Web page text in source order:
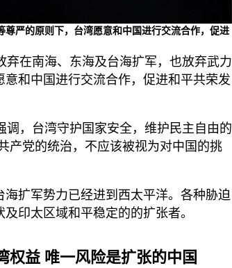
严的原则下，台湾愿意和中国进行交流合作，促进
在南海、东海及台海扩军，也放弃武力
和中国进行交流合作，促进和平共荣发
，台湾守护国家安全，维护民主自由的
产党的统治，不应该被视为对中国的挑
扩军势力已经进到西太平洋。各种胁迫
印太区域和平稳定的的扩张者。
权益 唯一风险是扩张的中国